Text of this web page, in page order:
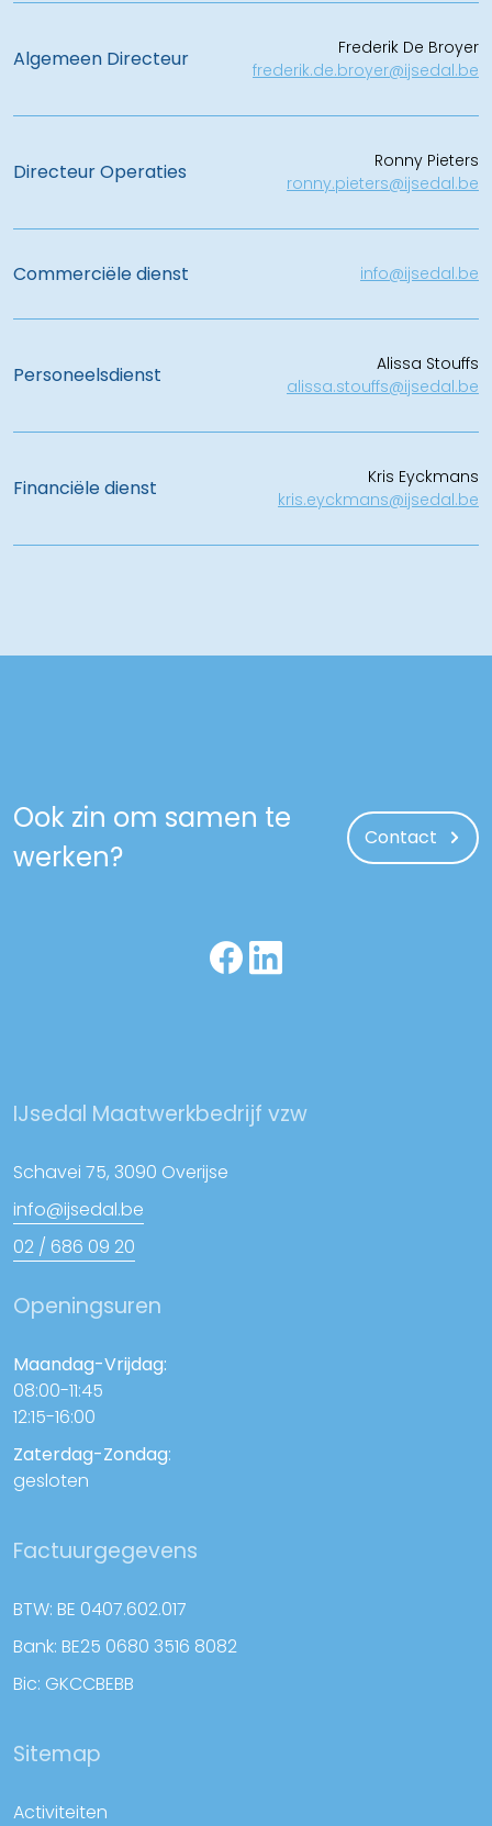
Algemeen Directeur
Frederik De Broyer
frederik.de.broyer@ijsedal.be
Directeur Operaties
Ronny Pieters
ronny.pieters@ijsedal.be
Commerciële dienst info@ijsedal.be
Personeelsdienst
Alissa Stouffs
alissa.stouffs@ijsedal.be
Financiële dienst
Kris Eyckmans
kris.eyckmans@ijsedal.be
Ook zin om samen te
werken?
Contact
IJsedal Maatwerkbedrijf vzw
Schavei 75, 3090 Overijse
info@ijsedal.be
02 / 686 09 20
Openingsuren
Maandag-Vrijdag:
08:00-11:45
12:15-16:00
Zaterdag-Zondag:
gesloten
Factuurgegevens
BTW: BE 0407.602.017
Bank: BE25 0680 3516 8082
Bic: GKCCBEBB
Sitemap
Activiteiten